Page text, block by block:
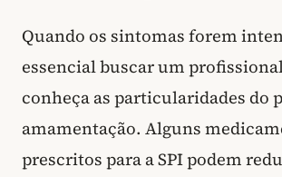
Quando os sintomas forem
essencial buscar um
conheça as particularidades do
amamentação. Alguns
prescritos para a SPI podem